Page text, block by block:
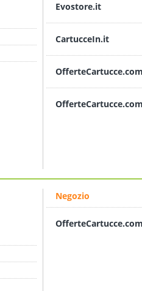
Evostore.it
CartucceIn.it
OfferteCartucce.com
OfferteCartucce.com
Negozio
OfferteCartucce.com